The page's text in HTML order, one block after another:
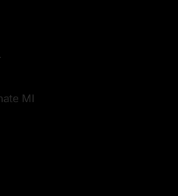
MI